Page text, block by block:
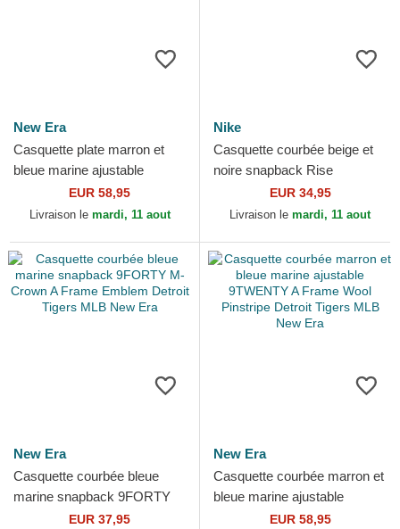
New Era
Casquette plate marron et
bleue marine ajustable
9FIFTY Retro Crown Wool
Pinstripe Detroit Tigers...
EUR 58,95
Livraison le mardi, 11 aout
Nike
Casquette courbée beige et
noire snapback Rise
Structured Detroit Tigers MLB
Nike
EUR 34,95
Livraison le mardi, 11 aout
New Era
Casquette courbée bleue
marine snapback 9FORTY
M-Crown A Frame Emblem
EUR 37,95
New Era
Casquette courbée marron et
bleue marine ajustable
9TWENTY A Frame Wool
EUR 58,95